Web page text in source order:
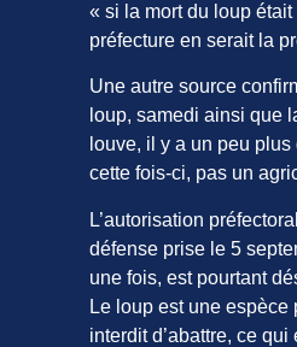
« si la mort du loup était
préfecture en serait la
Une autre source
loup, samedi ainsi que
louve, il y a un peu plus
cette fois-ci, pas un
L’autorisation
défense prise le 5
une fois, est pourtant
Le loup est une espèce
interdit d’abattre, ce